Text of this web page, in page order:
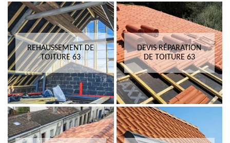
REHAUSSEMENT DE
TOITURE 63
DEVIS RÉPARATION
DE TOITURE 63